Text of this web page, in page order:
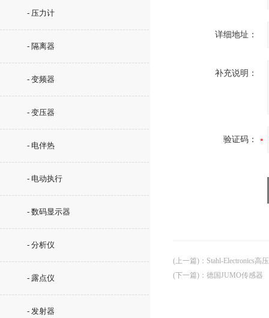
- 压力计
- 隔离器
- 变频器
- 变压器
- 电伴热
- 电动执行
- 数码显示器
- 分析仪
- 露点仪
- 发射器
详细地址：
补充说明：
验证码：
(上一篇) ： Stahl-Electronics高
(下一篇) ： 德国JUMO传感器